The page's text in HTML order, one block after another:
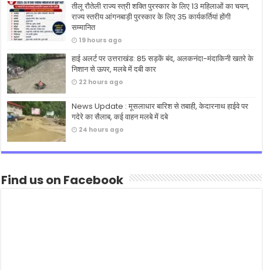
तीलू रौतेली राज्य स्त्री शक्ति पुरस्कार के लिए 13 महिलाओं का चयन,
राज्य स्तरीय आंगनबाड़ी पुरस्कार के लिए 35 कार्यकर्तियां होंगी
सम्मानित
19 hours ago
हाई अलर्ट पर उत्तराखंड: 85 सड़कें बंद, अलकनंदा-मंदाकिनी खतरे के
निशान से ऊपर, मलबे में दबी कार
22 hours ago
News Update : मूसलाधार बारिश से तबाही, केदारनाथ हाईवे पर
गदेरे का सैलाब, कई वाहन मलबे में दबे
24 hours ago
Find us on Facebook